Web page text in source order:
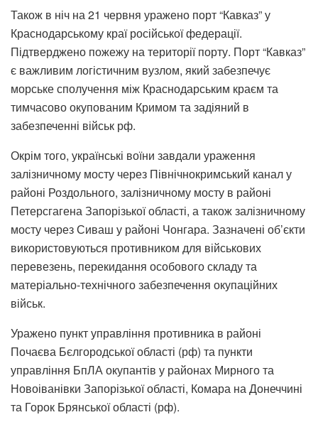
Також в ніч на 21 червня уражено порт “Кавказ” у
Краснодарському краї російської федерації.
Підтверджено пожежу на території порту. Порт “Кавказ”
є важливим логістичним вузлом, який забезпечує
морське сполучення між Краснодарським краєм та
тимчасово окупованим Кримом та задіяний в
забезпеченні військ рф.
Окрім того, українські воїни завдали ураження
залізничному мосту через Північнокримський канал у
районі Роздольного, залізничному мосту в районі
Петерсгагена Запорізької області, а також залізничному
мосту через Сиваш у районі Чонгара. Зазначені об’єкти
використовуються противником для військових
перевезень, перекидання особового складу та
матеріально-технічного забезпечення окупаційних
військ.
Уражено пункт управління противника в районі
Почаєва Бєлгородської області (рф) та пункти
управління БпЛА окупантів у районах Мирного та
Новоіванівки Запорізької області, Комара на Донеччині
та Горок Брянської області (рф).